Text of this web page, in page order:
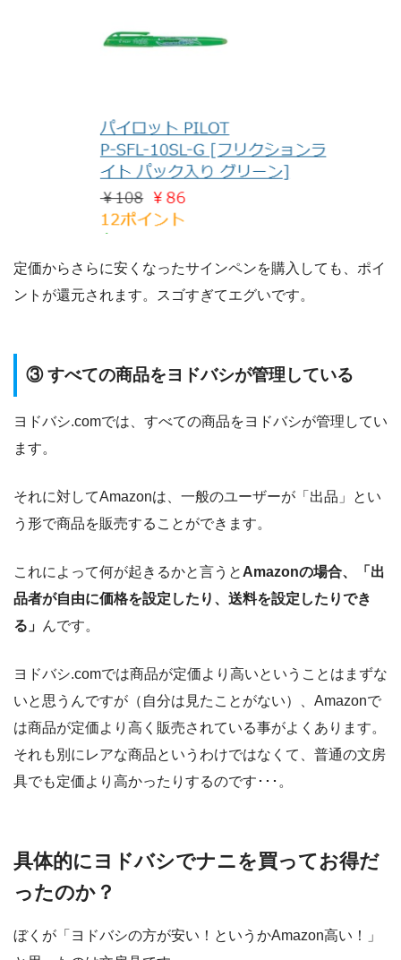
定価からさらに安くなったサインペンを購入しても、ポイ
ントが還元されます。スゴすぎてエグいです。
③ すべての商品をヨドバシが管理している
ヨドバシ.comでは、すべての商品をヨドバシが管理してい
ます。
それに対してAmazonは、一般のユーザーが「出品」とい
う形で商品を販売することができます。
これによって何が起きるかと言うと Amazonの場合、「出
品者が自由に価格を設定したり、送料を設定したりでき
る」 んです。
ヨドバシ.comでは商品が定価より高いということはまずな
いと思うんですが（自分は見たことがない）、Amazonで
は商品が定価より高く販売されている事がよくあります。
それも別にレアな商品というわけではなくて、普通の文房
具でも定価より高かったりするのです･･･。
具体的にヨドバシでナニを買ってお得だ
ったのか？
ぼくが「ヨドバシの方が安い！というかAmazon高い！」